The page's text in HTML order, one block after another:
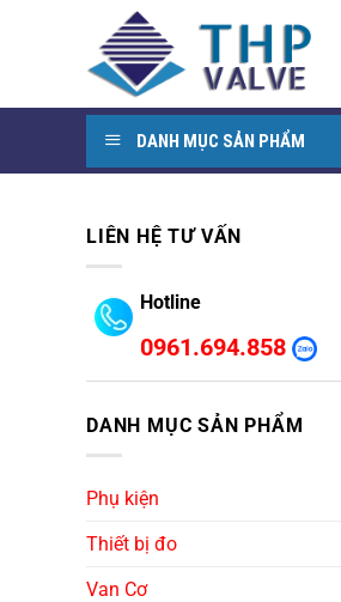
dung
DANH MỤC SẢN PHẨM
LIÊN HỆ TƯ VẤN
Hotline
0961.694.858
DANH MỤC SẢN PHẨM
Phụ kiện
Thiết bị đo
Van Cơ